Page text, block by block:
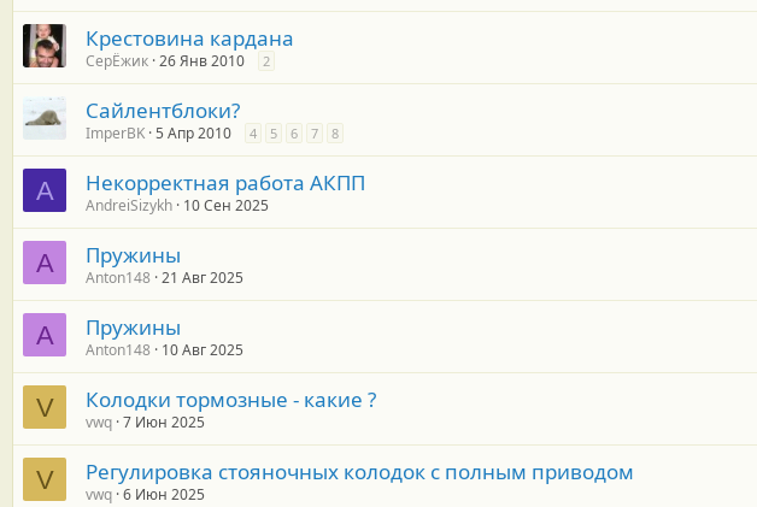
Крестовина кардана
СерЁжик 26 Янв 2010 2
Сайлентблоки?
ImperBK 5 Апр 2010 4 5 6 7 8
A Некорректная работа АКПП
AndreiSizykh 10 Сен 2025
A Пружины
Anton148 21 Авг 2025
A Пружины
Anton148 10 Авг 2025
V Колодки тормозные - какие ?
vwq 7 Июн 2025
V Регулировка стояночных колодок с полным приводом
vwq 6 Июн 2025